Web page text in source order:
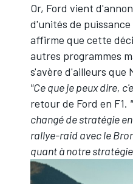
Or, Ford vient
d'unités de
affirme que cette
autres programmes
s'avère d'ailleurs que
"Ce que je peux dire,
retour de Ford en F1.
changé de stratégie
rallye-raid avec le
quant à notre